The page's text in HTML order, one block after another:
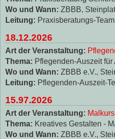
Wo und Wann: ZBBB,
Leitung: Praxisberatungs-Team
18.12.2026
Art der Veranstaltung:
Thema: Pflegenden-Auszeit
Wo und Wann: ZBBB e.V.,
Leitung: Pflegenden-Auszeit-
15.97.2026
Art der Veranstaltung: Malkurs
Thema: Kreatives Gestalten -
Wo und Wann: ZBBB e.V.,